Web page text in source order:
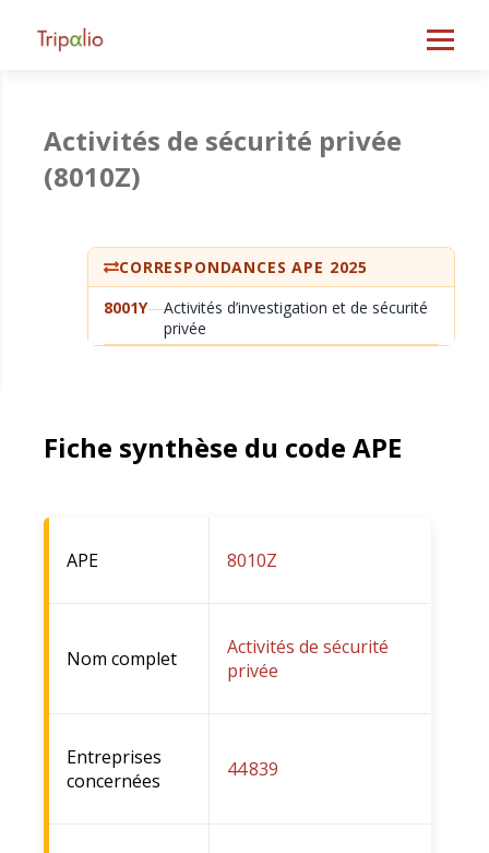
Activités de sécurité privée
(8010Z)
CORRESPONDANCES APE 2025
8001Y—Activités d’investigation et de sécurité
privée
Fiche synthèse du code APE
APE 8010Z
Nom complet
Activités de sécurité
privée
Entreprises
concernées
44 839